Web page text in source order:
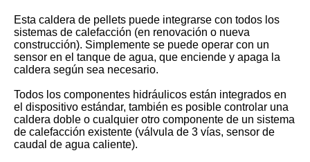
Esta caldera de pellets puede integrarse con todos los
sistemas de calefacción (en renovación o nueva
construcción). Simplemente se puede operar con un
sensor en el tanque de agua, que enciende y apaga la
caldera según sea necesario.
Todos los componentes hidráulicos están integrados en
el dispositivo estándar, también es posible controlar una
caldera doble o cualquier otro componente de un sistema
de calefacción existente (válvula de 3 vías, sensor de
caudal de agua caliente).